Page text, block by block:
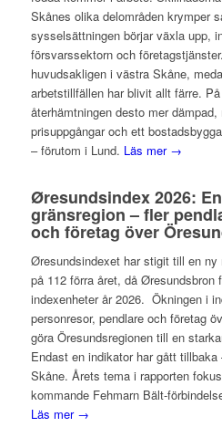
Skånes olika delområden krymper
sysselsättningen börjar växla upp,
försvarssektorn och
huvudsakligen i västra Skåne,
arbetstillfällen har blivit allt färre.
återhämtningen desto mer dämpad,
prisuppgångar och ett
– förutom i Lund. Läs mer →
Øresundsindex 2026:
gränsregion – fler
och företag över
Øresundsindexet har stigit till en ny
på 112 förra året, då Øresundsbron
indexenheter år 2026. Ökningen i
personresor, pendlare och företag
göra Öresundsregionen till en
Endast en indikator har gått
Skåne. Årets tema i rapporten
kommande Fehmarn Bält-
Läs mer →